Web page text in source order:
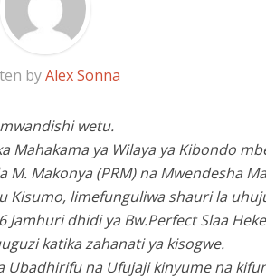
byAlex Sonna
wetu.
Mahakama ya Wilaya ya Kibondo
M. Makonya (PRM) na Mwendesha
Kisumo, limefunguliwa shauri la
Jamhuri dhidi ya Bw.Perfect Slaa
katika zahanati ya kisogwe.
Ubadhirifu na Ufujaji kinyume na